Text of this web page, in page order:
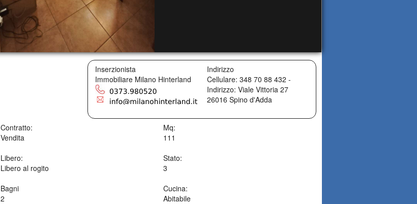
Inserzionista
Immobiliare Milano Hinterland
Indirizzo
Cellulare: 348 70 88 432 -
Indirizzo: Viale Vittoria 27
26016 Spino d'Adda
Contratto:
Vendita
Mq:
111
Libero:
Libero al rogito
Stato:
3
Bagni
2
Cucina:
Abitabile